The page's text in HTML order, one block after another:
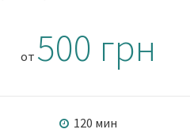
от 500 грн
120 мин